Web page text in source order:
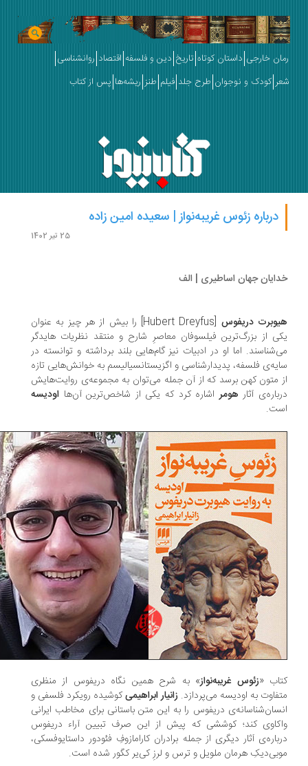
خارجی داستان کوتاه تاریخ دین و فلسفه اقتصاد روانشناسی
کودک و نوجوان طرح جلد فیلم طنز ریشه‌ها پس از کتاب
درباره زئوس غریبه‌نواز | سعیده امین زاده
جهان اساطیری | الف
دریفوس
[Hubert Dreyfus] را بیش از هر چیز به عنوان
از بزرگ‌ترین فیلسوفان معاصرِ شارح و منتقد نظریات هایدگر
اما او در ادبیات نیز گام‌هایی بلند برداشته و توانسته در
فلسفه، پدیدارشناسی و اگزیستانسیالیسم به خوانش‌هایی تازه
متون کهن برسد که از آن جمله می‌توان به مجموعه‌ی روایت‌هایش
آثارهومراشاره کرد که یکی از شاخص‌ترین آن‌ها اودیسه
«زئوس غریبه‌نواز» به شرح همین نگاه دریفوس از منظری
به اودیسه می‌پردازد.زانیار ابراهیمیکوشیده رویکرد فلسفی و
دریفوس را به این متن باستانی برای مخاطب ایرانی
کند؛ کوششی که پیش از این صرف تبیین آراء دریفوس
آثار دیگری از جمله برادران کارامازوفِ فئودور داستایوفسکی،
هرمان ملویل و ترس و لرزِ کی‌یر کگور شده است.